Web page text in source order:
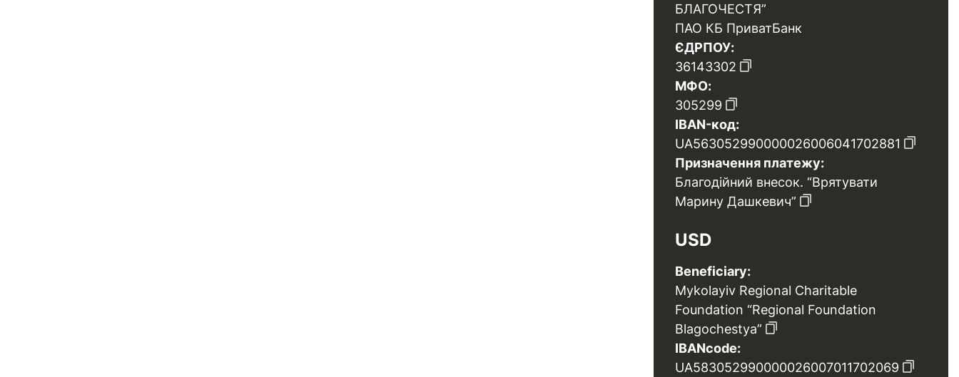
БЛАГОЧЕСТЯ”
ПАО КБ ПриватБанк
ЄДРПОУ:
36143302
МФО:
305299
IBAN-код:
UA563052990000026006041702881
Призначення платежу:
Благодійний внесок. “Врятувати
Марину Дашкевич”
USD
Beneficiary:
Mykolayiv Regional Charitable
Foundation “Regional Foundation
Blagochestya”
IBANcode:
UA583052990000026007011702069